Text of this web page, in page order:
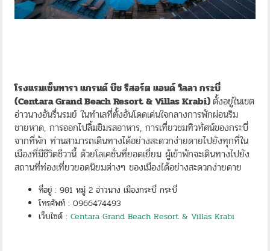
โรงแรมเซ็นทารา แกรนด์ บีช รีสอร์ต แอนด์ วิลลา กระบี่
(Centara Grand Beach Resort & Villas Krabi) ตั้งอยู่ในเขต
อ่าวนางอันรื่นรมย์ ในทำเลที่ตั้งอันโดดเด่นใจกลางการพักผ่อนริม
ชายหาด, การออกไปลิ้มชิมรสอาหาร, การเที่ยวชมทิวทัศน์ของกระบี่
จากที่พัก ท่านสามารถเดินทางได้อย่างสะดวกง่ายดายไปยังทุกที่ใน
เมืองที่มีชีวิตชีวานี้ ด้วยโลเคชั่นที่ยอดเยี่ยม ผู้เข้าพักจะเดินทางไปยัง
สถานที่ท่องเที่ยวยอดนิยมต่างๆ ของเมืองได้อย่างสะดวกง่ายดาย
ที่อยู่ : 981 หมู่ 2 อ่าวนาง เมืองกระบี่ กระบี่
โทรศัพท์ : 0966474493
เว็บไซต์ :Centara Grand Beach Resort & Villas Krabi